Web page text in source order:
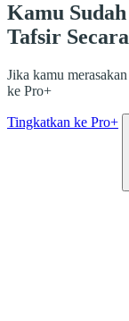
Kamu
Tafsir
Jika kamu
ke Pro+
Tingkatkan ke Pro+